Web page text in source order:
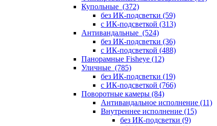
Купольные (372)
без ИК-подсветки (59)
с ИК-подсветкой (313)
Антивандальные (524)
без ИК-подсветки (36)
с ИК-подсветкой (488)
Панорамные Fisheye (12)
Уличные (785)
без ИК-подсветки (19)
с ИК-подсветкой (766)
Поворотные камеры (84)
Антивандальное исполнение (11)
Внутреннее исполнение (15)
без ИК-подсветки (9)